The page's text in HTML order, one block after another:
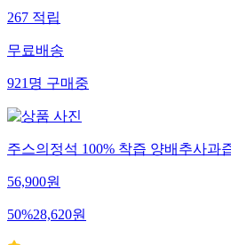
267적립
무료배송
921명구매중
주스의정석 100% 착즙 양배추사과
56,900원
50%28,620원